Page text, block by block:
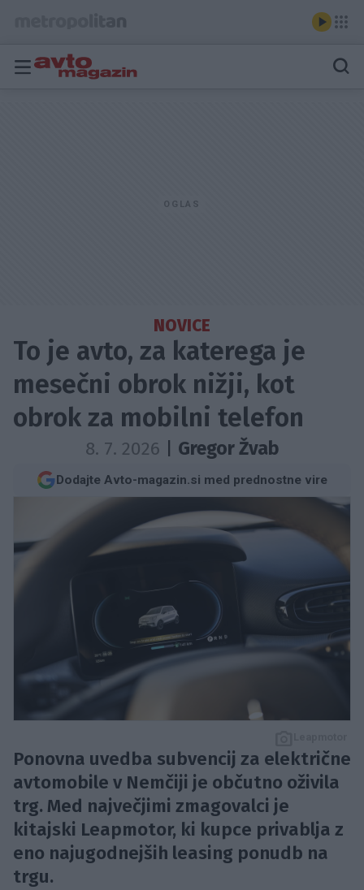
NOVICE
To je avto, za katerega je
mesečni obrok nižji, kot
obrok za mobilni telefon
8. 7. 2026 Gregor Žvab
Dodajte Avto-magazin.si med prednostne vire
Ponovna uvedba subvencij za električne
avtomobile v Nemčiji je občutno oživila
trg. Med največjimi zmagovalci je
kitajski Leapmotor, ki kupce privablja z
eno najugodnejših leasing ponudb na
trgu.